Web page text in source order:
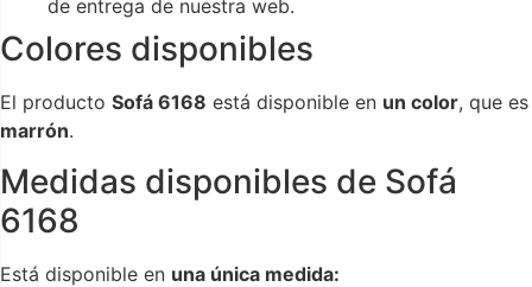
de entrega de nuestra web.
Colores disponibles
El producto Sofá 6168 está disponible en un color, que es
marrón.
Medidas disponibles de Sofá
6168
Está disponible en una única medida: